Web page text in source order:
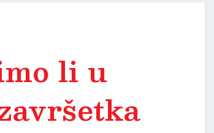
li u